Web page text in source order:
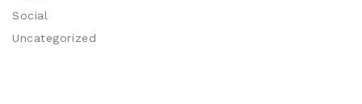
Social
Uncategorized